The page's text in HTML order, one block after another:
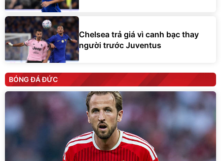
Chelsea trả giá vì canh bạc thay
người trước Juventus
BÓNG ĐÁ ĐỨC